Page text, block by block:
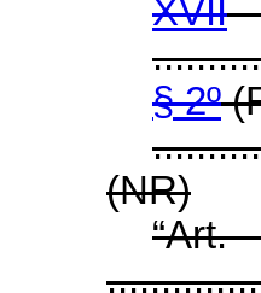
XVII-
§ 2º
(NR)